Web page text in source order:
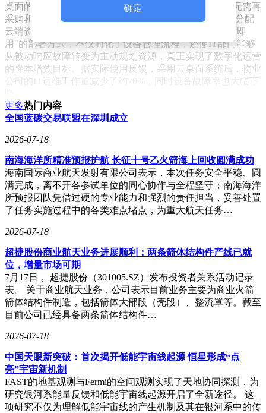
桌面的优势更加明显。新员工入职或临时增设岗亭时，无需再
采购和配置新的PC主机，只需连接一个轻量级云终端并分配
云端资源，即可快速获得标准化的办公环境。这种"即插即
用"的部署方式，不仅简化了设备管理流程，还使IT部门能够
从被动响应故障转变为主动规划资源，真正实现了数字化运营
的降本增效目标。据实际使用反馈，采用云桌面系统后，物业
公司的IT运维工作量减少了约70%，同时设备故障率也大幅下
确定
更多热门内容
全国蓝碳交易联盟在深圳成立
2026-07-18
南海海洋所精准预报护航 长征十号乙火箭海上回收圆满成功
海南国际商业航天发射有限公司表示，本次任务安全平稳、圆
满完成，离不开各参试单位的同心协作与全程坚守；南海海洋
所预报团队凭借过硬的专业能力和强烈的责任担当，妥善处置
了任务实施过程中的各类难点堵点，为重大航天任务…
2026-07-18
超捷股份商业航天业务进展顺利：两条箭体结构件产线已就
位，增量市场可期
7月17日， 超捷股份（301005.SZ）发布投资者关系活动记录
表。 关于商业航天业务，公司表示目前业务主要为商业火箭
箭体结构件制造，包括箭体大部段（壳段）、整流罩等。截至
目前公司已经具备两条箭体结构件…
2026-07-18
中国天眼新突破：首次揭开低能宇宙线起源 恒星形成“点
亮”宇宙新机制
FAST的地基观测与Fermi的空间观测实现了天地协同探测，为
研究银河系能量反馈和低能宇宙线起源开启了全新途径。 这
项研究不仅为理解低能宇宙线的产生机制及其在银河系中的传